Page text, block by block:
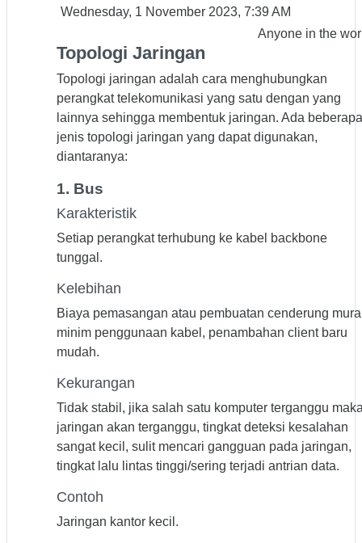
Wednesday, 1 November 2023, 7:39 AM
Anyone in the
Topologi Jaringan
Topologi jaringan adalah cara menghubungkan
perangkat telekomunikasi yang satu dengan yang
lainnya sehingga membentuk jaringan. Ada beberapa
jenis topologi jaringan yang dapat digunakan,
diantaranya:
1. Bus
Karakteristik
Setiap perangkat terhubung ke kabel backbone
tunggal.
Kelebihan
Biaya pemasangan atau pembuatan cenderung
minim penggunaan kabel, penambahan client baru
mudah.
Kekurangan
Tidak stabil, jika salah satu komputer terganggu
jaringan akan terganggu, tingkat deteksi kesalahan
sangat kecil, sulit mencari gangguan pada jaringan,
tingkat lalu lintas tinggi/sering terjadi antrian data.
Contoh
Jaringan kantor kecil.